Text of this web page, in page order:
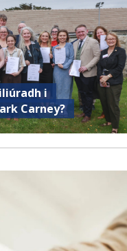
i
Carney?